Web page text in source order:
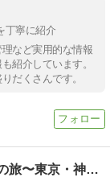
丁寧に紹介
など実用的な情報
紹介しています。
だくさんです。
澄虹ブログ〜フリーランス書道講師の旅〜東京・神奈川・富山